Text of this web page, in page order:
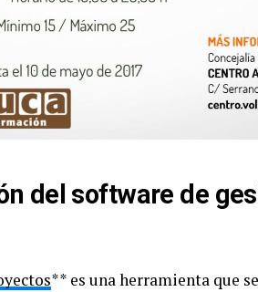
del software de
** es una herramienta que